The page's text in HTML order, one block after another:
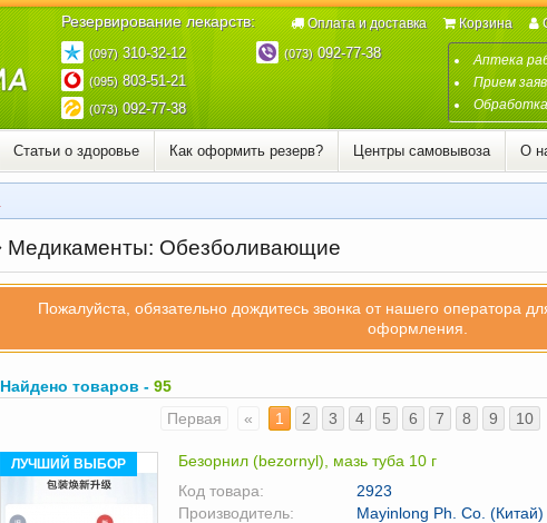
Резервирование лекарств:
(097)310-32-12
(095)803-51-21
(073)092-77-38
(073)092-77-38 Аптека
Прием
Оплата и доставка Корзина
Статьи о здоровье Как оформить резерв? Центры самовывоза О
Медикаменты: Обезболивающие
Пожалуйста, обязательно дождитесь звонка от нашего оператора
оформления.
Найдено товаров - 95
Первая
« 1 2 3 4 5 6 7 8 9 10
ЛУЧШИЙ ВЫБОР
Безорнил (bezornyl), мазь туба 10 г
Код товара:
2923
Производитель:
Mayinlong Ph. Co. (Китай)